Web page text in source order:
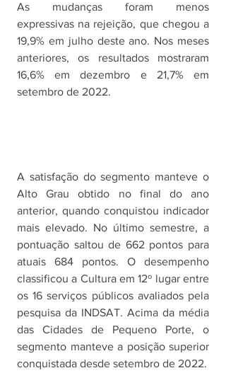
As mudanças foram menos
expressivas na rejeição, que chegou a
19,9% em julho deste ano. Nos meses
anteriores, os resultados mostraram
16,6% em dezembro e 21,7% em
setembro de 2022.
A satisfação do segmento manteve o
Alto Grau obtido no final do ano
anterior, quando conquistou indicador
mais elevado. No último semestre, a
pontuação saltou de 662 pontos para
atuais 684 pontos. O desempenho
classificou a Cultura em 12º lugar entre
os 16 serviços públicos avaliados pela
pesquisa da INDSAT. Acima da média
das Cidades de Pequeno Porte, o
segmento manteve a posição superior